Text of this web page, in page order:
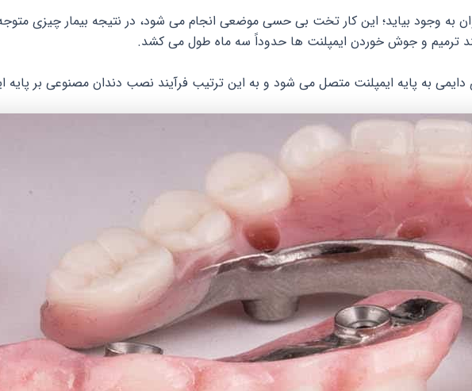
به وجود بیاید؛ این کار تخت بی حسی موضعی انجام می شود، در نتیجه بیمار چیزی
ترمیم و جوش خوردن ایمپلنت ها حدوداً سه ماه طول می کشد.
دایمی به پایه ایمپلنت متصل می شود و به این ترتیب فرآیند نصب دندان مصنوعی بر